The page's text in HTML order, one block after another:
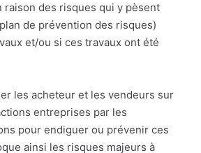
raison des risques qui y pèsent
de prévention des risques)
et/ou si ces travaux ont été
les acheteur et les vendeurs sur
entreprises par les
pour endiguer ou prévenir ces
ainsi les risques majeurs à